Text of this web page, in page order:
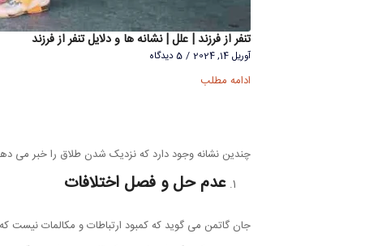
تنفر از فرزند | علل | نشانه ها و دلایل تنفر از فرزند
آوریل 14, 2024 / 5 دیدگاه
ادامه مطلب
چندین نشانه وجود دارد که نزدیک شدن طلاق را خبر می
عدم حل و فصل اختلافات
جان گاتمن می گوید که کمبود ارتباطات و مکالمات نیست